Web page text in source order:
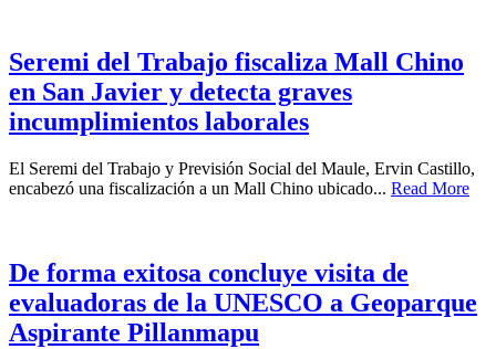
Seremi del Trabajo fiscaliza Mall Chino
en San Javier y detecta graves
incumplimientos laborales
El Seremi del Trabajo y Previsión Social del Maule, Ervin Castillo,
encabezó una fiscalización a un Mall Chino ubicado... Read More
De forma exitosa concluye visita de
evaluadoras de la UNESCO a Geoparque
Aspirante Pillanmapu